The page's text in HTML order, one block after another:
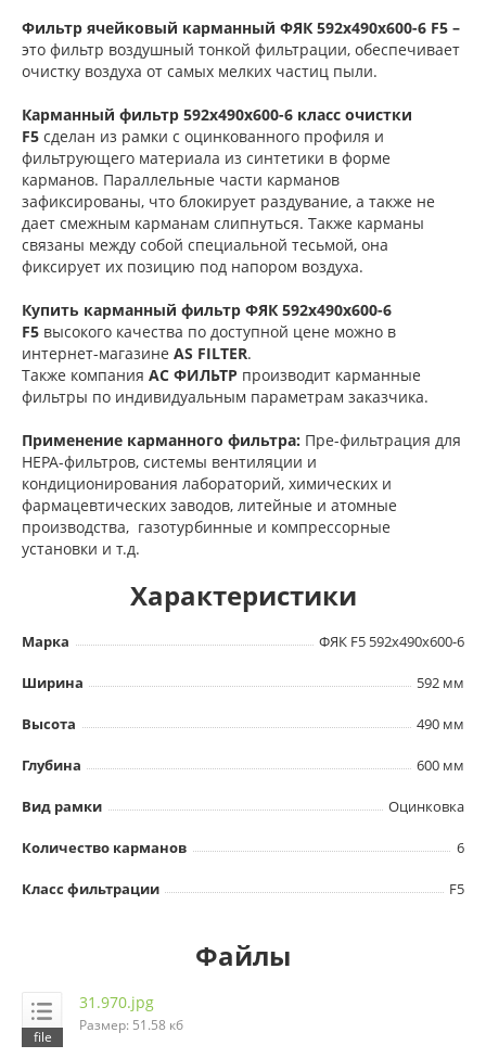
Фильтр ячейковый карманный ФЯК 592х490х600-6 F5 –
это фильтр воздушный тонкой фильтрации, обеспечивает
очистку воздуха от самых мелких частиц пыли.
Карманный фильтр 592х490х600-6 класс очистки
F5 сделан из рамки с оцинкованного профиля и
фильтрующего материала из синтетики в форме
карманов. Параллельные части карманов
зафиксированы, что блокирует раздувание, а также не
дает смежным карманам слипнуться. Также карманы
связаны между собой специальной тесьмой, она
фиксирует их позицию под напором воздуха.
Купить карманный фильтр ФЯК 592х490х600-6
F5 высокого качества по доступной цене можно в
интернет-магазине AS FILTER.
Также компания АС ФИЛЬТР производит карманные
фильтры по индивидуальным параметрам заказчика.
Применение карманного фильтра: Пре-фильтрация для
НЕРА-фильтров, системы вентиляции и
кондиционирования лабораторий, химических и
фармацевтических заводов, литейные и атомные
производства, газотурбинные и компрессорные
установки и т.д.
Характеристики
Марка ФЯК F5 592х490х600-6
Ширина 592 мм
Высота 490 мм
Глубина 600 мм
Вид рамки Оцинковка
Количество карманов 6
Класс фильтрации F5
Файлы
31.970.jpg
Размер: 51.58 кб